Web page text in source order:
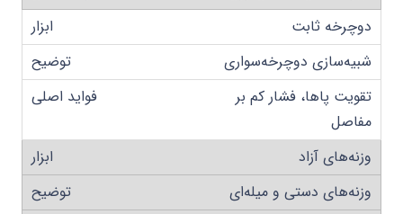
دوچرخه ثابت
شبیه‌سازی دوچرخه‌سواری
تقویت پاها، فشار کم بر
مفاصل
وزنه‌های آزاد
وزنه‌های دستی و میله‌ای